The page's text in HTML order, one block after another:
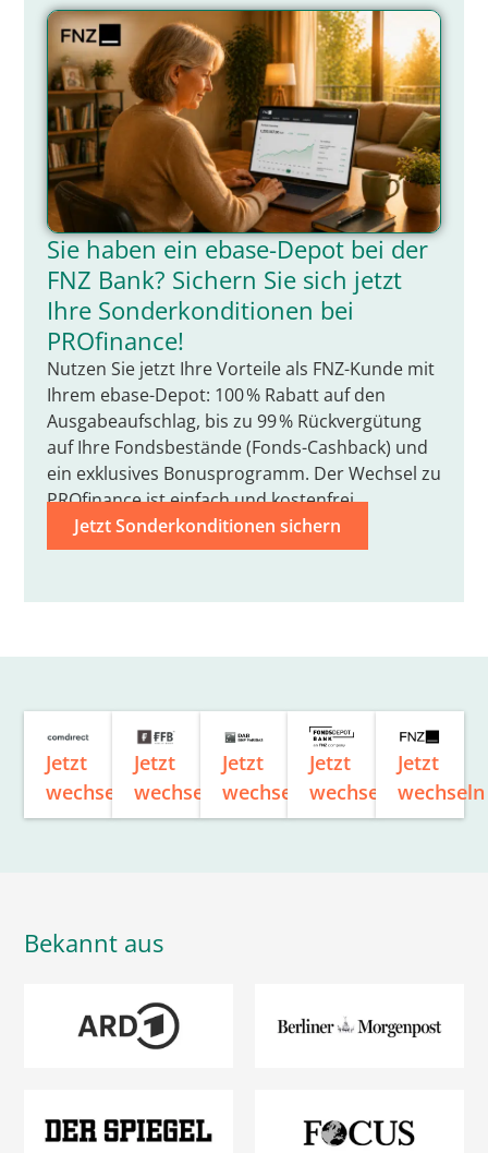
Sie haben ein ebase-Depot bei der
FNZ Bank? Sichern Sie sich jetzt
Ihre Sonderkonditionen bei
PROfinance!
Nutzen Sie jetzt Ihre Vorteile als FNZ-Kunde mit
Ihrem ebase-Depot: 100 % Rabatt auf den
Ausgabeaufschlag, bis zu 99 % Rückvergütung
auf Ihre Fondsbestände (Fonds-Cashback) und
ein exklusives Bonusprogramm. Der Wechsel zu
PROfinance ist einfach und kostenfrei.
Jetzt Sonderkonditionen sichern
Jetzt
wechseln
Jetzt
wechseln
Jetzt
wechseln
Jetzt
wechseln
Jetzt
wechseln
Bekannt aus